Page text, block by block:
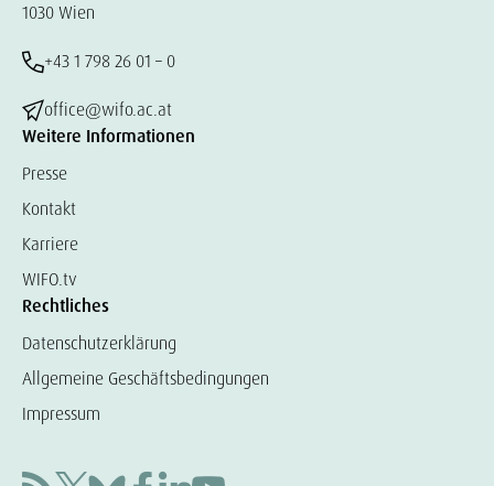
1030 Wien
+43 1 798 26 01 – 0
office@wifo.ac.at
Weitere Informationen
Presse
Kontakt
Karriere
WIFO.tv
Rechtliches
Datenschutzerklärung
Allgemeine Geschäftsbedingungen
Impressum